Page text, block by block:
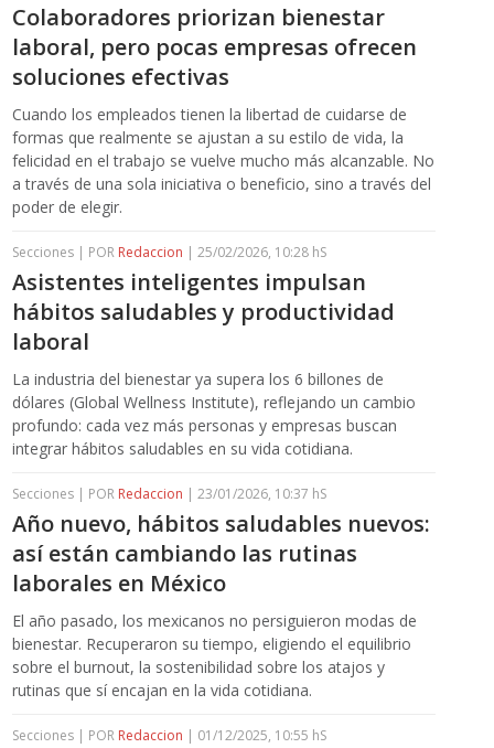
Colaboradores priorizan bienestar
laboral, pero pocas empresas ofrecen
soluciones efectivas
Cuando los empleados tienen la libertad de cuidarse de
formas que realmente se ajustan a su estilo de vida, la
felicidad en el trabajo se vuelve mucho más alcanzable. No
a través de una sola iniciativa o beneficio, sino a través del
poder de elegir.
Secciones | POR Redaccion | 25/02/2026, 10:28 hS
Asistentes inteligentes impulsan
hábitos saludables y productividad
laboral
La industria del bienestar ya supera los 6 billones de
dólares (Global Wellness Institute), reflejando un cambio
profundo: cada vez más personas y empresas buscan
integrar hábitos saludables en su vida cotidiana.
Secciones | POR Redaccion | 23/01/2026, 10:37 hS
Año nuevo, hábitos saludables nuevos:
así están cambiando las rutinas
laborales en México
El año pasado, los mexicanos no persiguieron modas de
bienestar. Recuperaron su tiempo, eligiendo el equilibrio
sobre el burnout, la sostenibilidad sobre los atajos y
rutinas que sí encajan en la vida cotidiana.
Secciones | POR Redaccion | 01/12/2025, 10:55 hS